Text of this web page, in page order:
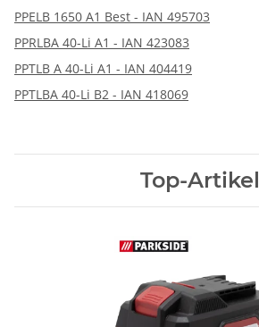
PPELB 1650 A1 Best - IAN 495703
PPRLBA 40-Li A1 - IAN 423083
PPTLB A 40-Li A1 - IAN 404419
PPTLBA 40-Li B2 - IAN 418069
Top-Artikel